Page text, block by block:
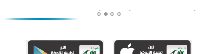
أكبر مشروع إسلامي في ريف أستراليا يفتتح أبوابه بعد سنوات من العمل والعطاء
اختتام الدورة التاسعة لمسابقة حفظ وتلاوة القرآن الكريم في أزناكاييف